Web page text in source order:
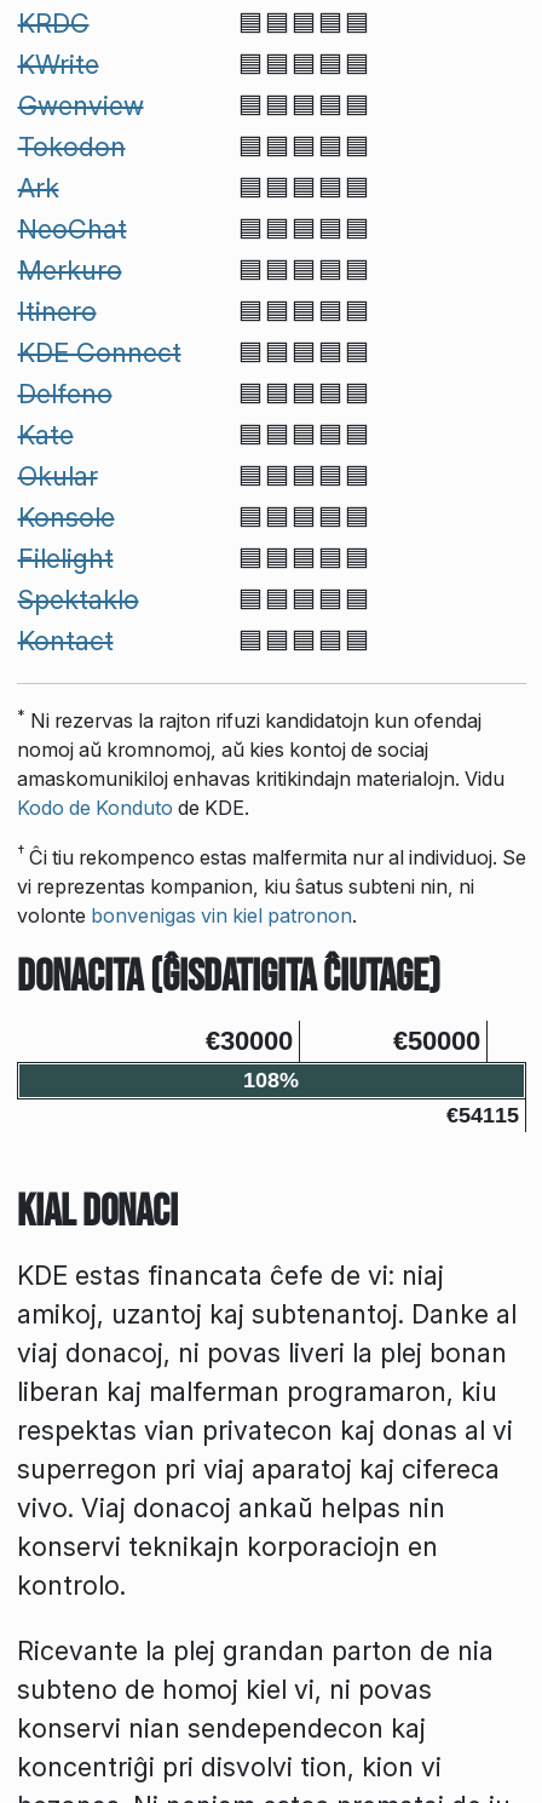
KRDC
🟦🟦🟦🟦🟦
KWrite
🟦🟦🟦🟦🟦
Gwenview
🟦🟦🟦🟦🟦
Tokodon
🟦🟦🟦🟦🟦
Ark
🟦🟦🟦🟦🟦
NeoChat
🟦🟦🟦🟦🟦
Merkuro
🟦🟦🟦🟦🟦
Itinero
🟦🟦🟦🟦🟦
KDE Connect
🟦🟦🟦🟦🟦
Delfeno
🟦🟦🟦🟦🟦
Kate
🟦🟦🟦🟦🟦
Okular
🟦🟦🟦🟦🟦
Konsole
🟦🟦🟦🟦🟦
Filelight
🟦🟦🟦🟦🟦
Spektaklo
🟦🟦🟦🟦🟦
Kontact
🟦🟦🟦🟦🟦
* Ni rezervas la rajton rifuzi kandidatojn kun ofendaj
nomoj aŭ kromnomoj, aŭ kies kontoj de sociaj
amaskomunikiloj enhavas kritikindajn materialojn. Vidu
Kodo de Konduto de KDE.
†Ĉi tiu rekompenco estas malfermita nur al individuoj. Se
vi reprezentas kompanion, kiu ŝatus subteni nin, ni
volonte bonvenigas vin kiel patronon.
Donacita (ĝisdatigita ĉiutage)
€30000 €50000
108%
€54115
Kial donaci
KDE estas financata ĉefe de vi: niaj
amikoj, uzantoj kaj subtenantoj. Danke al
viaj donacoj, ni povas liveri la plej bonan
liberan kaj malferman programaron, kiu
respektas vian privatecon kaj donas al vi
superregon pri viaj aparatoj kaj cifereca
vivo. Viaj donacoj ankaŭ helpas nin
konservi teknikajn korporaciojn en
kontrolo.
Ricevante la plej grandan parton de nia
subteno de homoj kiel vi, ni povas
konservi nian sendependecon kaj
koncentriĝi pri disvolvi tion, kion vi